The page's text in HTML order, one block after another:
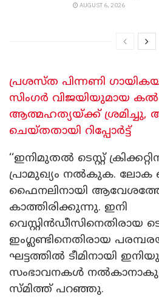
AUGUST 6, 2026
പ്രശസ്ത പിന്നണി
സിം​ഗർ വിജയിയുമായ
ആത്മഹത്യയ്ക്ക് ശ്രമിച്ചു,
ചെയ്തതായി റിപ്പോർട്ട്
‘‘ഇനിമുതൽ ടെസ്റ്റ്
പ്രാമുഖ്യം നൽകുക. ലോക
ഫൈനലിനായി
കാത്തിരിക്കുന്നു. ഇനി
വെസ്റ്റിൻഡീസിനെതിരായ
ഇംഗ്ലണ്ടിനെതിരായ
ഘട്ടത്തിൽ ടീമിനായി
സംഭാവനകൾ
സ്മിത്ത് പറഞ്ഞു.